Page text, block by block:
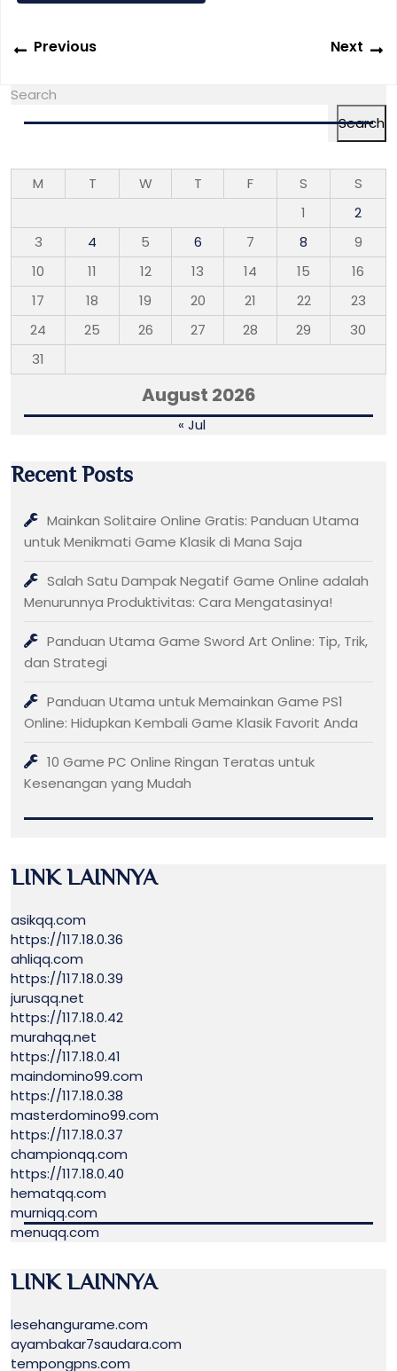
navigation
Previous Next
Search
Search
August 2026
M T W T F S
S
1
2
3
4 5 6 7 8
9
10
11 12 13 14 15
16
17
18 19 20 21 22
23
24
25 26 27 28 29
30
31
« Jul
Recent Posts
Mainkan Solitaire Online Gratis: Panduan Utama
untuk Menikmati Game Klasik di Mana Saja
Salah Satu Dampak Negatif Game Online adalah
Menurunnya Produktivitas: Cara Mengatasinya!
Panduan Utama Game Sword Art Online: Tip, Trik,
dan Strategi
Panduan Utama untuk Memainkan Game PS1
Online: Hidupkan Kembali Game Klasik Favorit Anda
10 Game PC Online Ringan Teratas untuk
Kesenangan yang Mudah
LINK LAINNYA
asikqq.com
https://117.18.0.36
ahliqq.com
https://117.18.0.39
jurusqq.net
https://117.18.0.42
murahqq.net
https://117.18.0.41
maindomino99.com
https://117.18.0.38
masterdomino99.com
https://117.18.0.37
championqq.com
https://117.18.0.40
hematqq.com
murniqq.com
menuqq.com
LINK LAINNYA
lesehangurame.com
ayambakar7saudara.com
tempongpns.com